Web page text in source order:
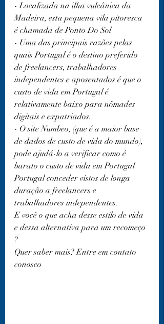
- Localizada na ilha vulcânica da
Madeira, esta pequena vila pitoresca
é chamada de Ponto Do Sol
- Uma das principais razões pelas
quais Portugal é o destino preferido
de freelancers, trabalhadores
independentes e aposentados é que o
custo de vida em Portugal é
relativamente baixo para nômades
digitais e expatriados.
- O site Numbeo, (que é a maior base
de dados de custo de vida do mundo),
pode ajudá-lo a verificar como é
barato o custo de vida em Portugal
Portugal conceder vistos de longa
duração a freelancers e
trabalhadores independentes.
E você o que acha desse estilo de vida
e dessa alternativa para um recomeço
?
Quer saber mais? Entre em contato
conosco